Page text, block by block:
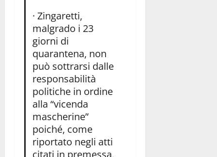
· Zingaretti,
malgrado i 23
giorni di
quarantena, non
può sottrarsi dalle
responsabilità
politiche in ordine
alla “vicenda
mascherine”
poiché, come
riportato negli atti
citati in premessa,